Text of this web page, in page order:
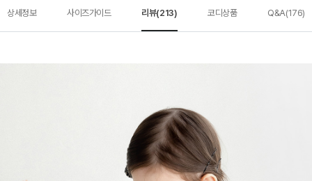
상세정보 사이즈가이드 리뷰(213) 코디상품 Q&A(176)